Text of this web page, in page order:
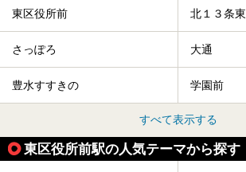
東区役所前 北１３条東
さっぽろ 大通
豊水すすきの 学園前
すべて表示する
東区役所前駅の人気テーマから探す